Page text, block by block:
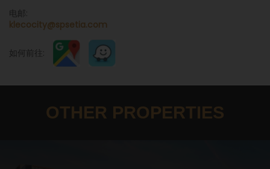
电邮:
klecocity@spsetia.com
如何前往:
OTHER PROPERTIES